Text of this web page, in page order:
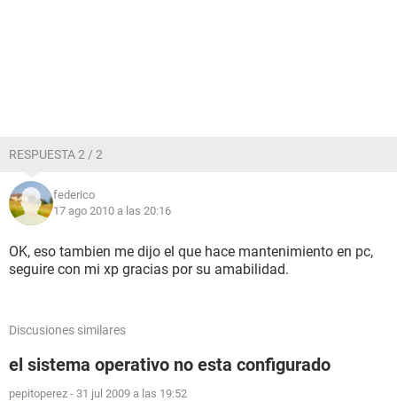
RESPUESTA 2 / 2
federico
17 ago 2010 a las 20:16
OK, eso tambien me dijo el que hace mantenimiento en pc,
seguire con mi xp gracias por su amabilidad.
Discusiones similares
el sistema operativo no esta configurado
pepitoperez - 31 jul 2009 a las 19:52